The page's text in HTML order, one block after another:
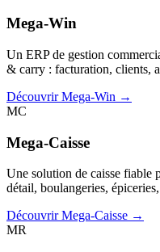
Mega-Win
Un ERP de gestion
& carry : facturation, clients,
Découvrir Mega-Win →
MC
Mega-Caisse
Une solution de caisse fiable
détail, boulangeries,
Découvrir Mega-Caisse →
MR